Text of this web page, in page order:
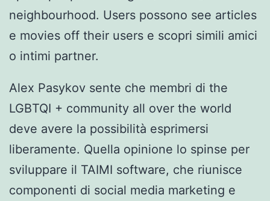
neighbourhood. Users possono see articles
e movies off their users e scopri simili amici
o intimi partner.
Alex Pasykov sente che membri di the
LGBTQI + community all over the world
deve avere la possibilità esprimersi
liberamente. Quella opinione lo spinse per
sviluppare il TAIMI software, che riunisce
componenti di social media marketing e